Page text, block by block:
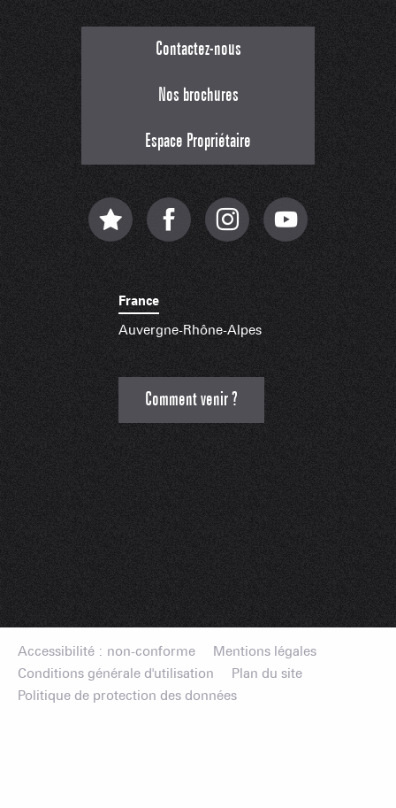
Contactez-nous
Nos brochures
Espace Propriétaire
France
Auvergne-Rhône-Alpes
Comment venir ?
Accessibilité : non-conforme
Mentions légales
Conditions générale d'utilisation
Plan du site
Politique de protection des données